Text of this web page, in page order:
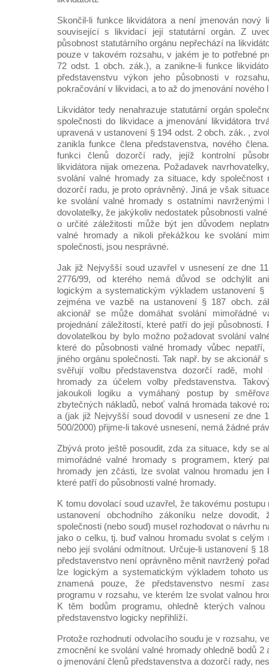
Skončil-li funkce likvidátora a není jmenován nový
související s likvidací její statutární orgán. Z
působnost statutárního orgánu nepřechází na
pouze v takovém rozsahu, v jakém je to potřebné
72 odst. 1 obch. zák.), a zanikne-li funkce
představenstvu výkon jeho působnosti v
pokračování v likvidaci, a to až do jmenování nového
Likvidátor tedy nenahrazuje statutární orgán
společnosti do likvidace a jmenování likvidátora
upravená v ustanovení § 194 odst. 2 obch. zák. ,
zanikla funkce člena představenstva, nového
funkci členů dozorčí rady, jejíž kontrolní
likvidátora nijak omezena. Požadavek
svolání valné hromady za situace, kdy společnost
dozorčí radu, je proto oprávněný. Jiná je však
ke svolání valné hromady s ostatními navrženými
dovolatelky, že jakýkoliv nedostatek působnosti
o určité záležitosti může být jen důvodem
valné hromady a nikoli překážkou ke svolání
společnosti, jsou nesprávné.
Jak již Nejvyšší soud uzavřel v usnesení ze dne
2776/99, od kterého nemá důvod se odchýlit
logickým a systematickým výkladem ustanovení
zejména ve vazbě na ustanovení § 187 obch.
akcionář se může domáhat svolání mimořádné
projednání záležitostí, které patří do její působnosti.
dovolatelkou by bylo možno požadovat svolání
které do působnosti valné hromady vůbec
jiného orgánu společnosti. Tak např. by se akcionář
svěřují volbu představenstva dozorčí radě, mohl
hromady za účelem volby představenstva.
jakoukoli logiku a vymáhaný postup by
zbytečných nákladů, neboť valná hromada takové
a (jak již Nejvyšší soud dovodil v usnesení ze dne
500/2000) přijme-li takové usnesení, nemá žádné
Zbývá proto ještě posoudit, zda za situace, kdy se
mimořádné valné hromady s programem, který
hromady jen zčásti, lze svolat valnou hromadu jen
které patří do působnosti valné hromady.
K tomu dovolací soud uzavřel, že takovému postupu
ustanovení obchodního zákoníku nelze
společnosti (nebo soud) musel rozhodovat o návrhu
jako o celku, tj. buď valnou hromadu svolat s celým
nebo její svolání odmítnout. Určuje-li ustanovení §
představenstvo není oprávněno měnit navržený
lze logickým a systematickým výkladem tohoto
znamená pouze, že představenstvo nesmí
programu v rozsahu, ve kterém lze svolat valnou
K těm bodům programu, ohledně kterých
představenstvo logicky nepřihlíží.
Protože rozhodnutí odvolacího soudu je v rozsahu,
zmocnění ke svolání valné hromady ohledně bodů 2
o jmenování členů představenstva a dozorčí rady,